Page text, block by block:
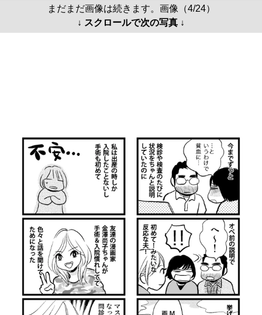
まだまだ画像は続きます。画像（4/24）
↓ スクロールで次の写真 ↓